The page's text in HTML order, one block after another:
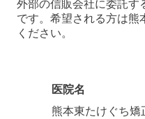
外部の信販会社に委託す
です。希望される方は熊
ください。
医院名
熊本東たけぐち矯